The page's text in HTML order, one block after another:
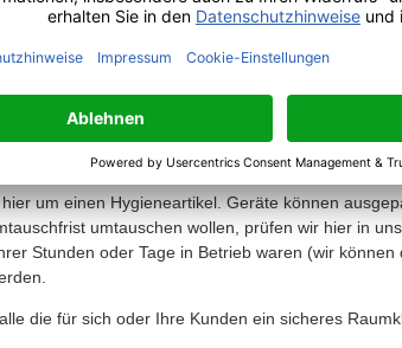
um einen Hygieneartikel. Geräte können
umtauschen wollen, prüfen wir hier in
Stunden oder Tage in Betrieb waren (wir
die für sich oder Ihre Kunden ein sicheres
Info Kundenmeinungen